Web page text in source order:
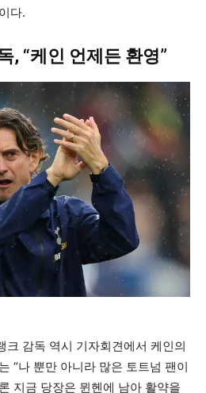
다.
, “케인 언제든 환영”
크 감독 역시 기자회견에서 케인의
“나 뿐만 아니라 많은 토트넘 팬이
지금 당장은 뮌헨에 남아 활약을